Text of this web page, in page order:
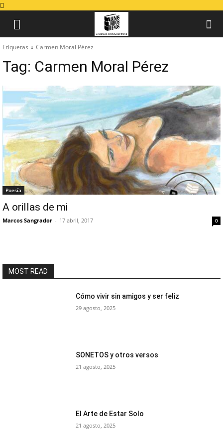
Etiquetas Carmen Moral Pérez
Tag: Carmen Moral Pérez
Poesía
A orillas de mi
Marcos Sangrador - 17 abril, 2017 0
MOST READ
Cómo vivir sin amigos y ser feliz
29 agosto, 2025
SONETOS y otros versos
21 agosto, 2025
El Arte de Estar Solo
21 agosto, 2025